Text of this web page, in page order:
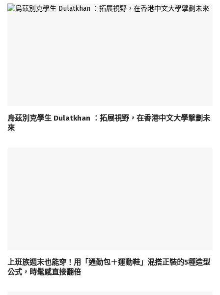
烏茲別克學生 Dulatkhan ：拓展視野，在香港中文大學擘劃未
來
上班族週末也能穿！用「通勤包＋運動鞋」混搭正裝的5種造型
公式，時髦感直接翻倍